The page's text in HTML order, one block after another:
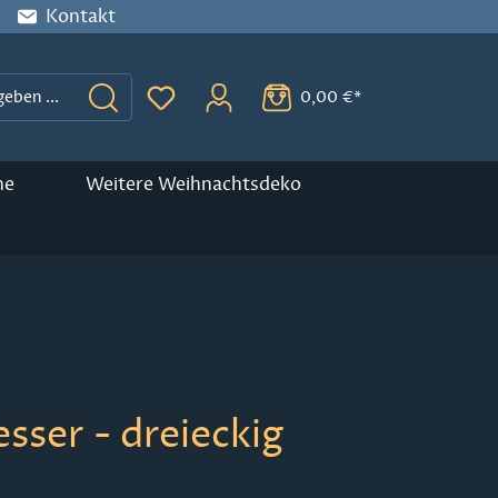
Kontakt
Du hast 0 Produkte auf dem
0,00 €*
Weitere Weihnachtsdeko
- dreieckig